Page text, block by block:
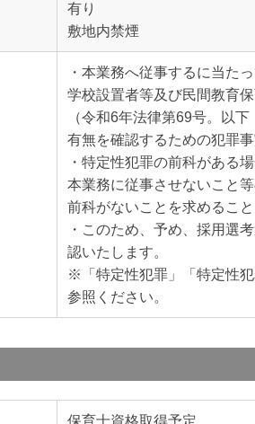
有り
敷地内禁煙
・本業務へ従事するに当た
学校設置者等及び民間教育
（令和6年法律第69号。以
有無を確認するための犯罪
・特定性犯罪の前科がある
本業務に従事させないこと
前科がないことを求めること
・このため、予め、採用選
認いたします。
※「特定性犯罪」「特定性
参照ください。